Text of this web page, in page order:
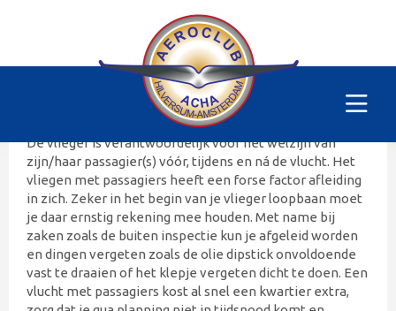
Vliegen met pax
Vliegen met passagiers.
uit en bewaar in je vliegtas.
De vlieger is verantwoordelijk voor het welzijn van
zijn/haar passagier(s) vóór, tijdens en ná de vlucht. Het
vliegen met passagiers heeft een forse factor afleiding
in zich. Zeker in het begin van je vlieger loopbaan moet
je daar ernstig rekening mee houden. Met name bij
zaken zoals de buiten inspectie kun je afgeleid worden
en dingen vergeten zoals de olie dipstick onvoldoende
vast te draaien of het klepje vergeten dicht te doen. Een
vlucht met passagiers kost al snel een kwartier extra,